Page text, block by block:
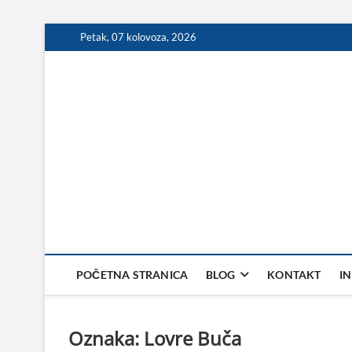
to
Petak, 07 kolovoza, 2026
POČETNA STRANICA BLOG KONTAKT
Oznaka: Lovre Buča